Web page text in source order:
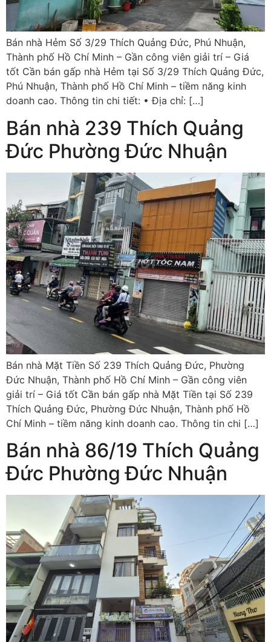
Bán nhà Hẻm Số 3/29 Thích Quảng Đức, Phú Nhuận,
Thành phố Hồ Chí Minh – Gần công viên giải trí – Giá
tốt Cần bán gấp nhà Hẻm tại Số 3/29 Thích Quảng Đức,
Phú Nhuận, Thành phố Hồ Chí Minh – tiềm năng kinh
doanh cao. Thông tin chi tiết: • Địa chỉ: […]
Bán nhà 239 Thích Quảng
Đức Phường Đức Nhuận
Bán nhà Mặt Tiền Số 239 Thích Quảng Đức, Phường
Đức Nhuận, Thành phố Hồ Chí Minh – Gần công viên
giải trí – Giá tốt Cần bán gấp nhà Mặt Tiền tại Số 239
Thích Quảng Đức, Phường Đức Nhuận, Thành phố Hồ
Chí Minh – tiềm năng kinh doanh cao. Thông tin chi […]
Bán nhà 86/19 Thích Quảng
Đức Phường Đức Nhuận